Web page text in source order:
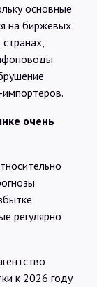
основные
на биржевых
очень
регулярно
к 2026 году